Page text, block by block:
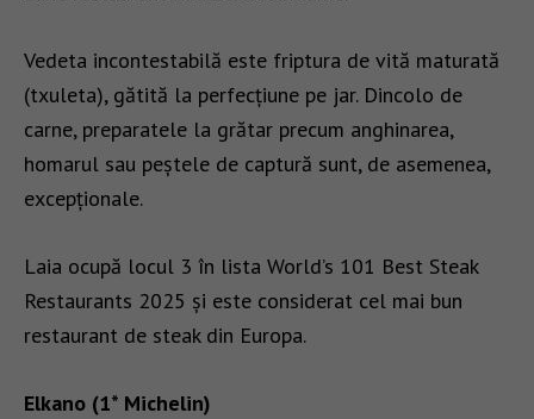
Vedeta incontestabilă este friptura de vită maturată
(txuleta), gătită la perfecțiune pe jar. Dincolo de
carne, preparatele la grătar precum anghinarea,
homarul sau peștele de captură sunt, de asemenea,
excepționale.
Laia ocupă locul 3 în lista World’s 101 Best Steak
Restaurants 2025 și este considerat cel mai bun
restaurant de steak din Europa.
Elkano (1* Michelin)